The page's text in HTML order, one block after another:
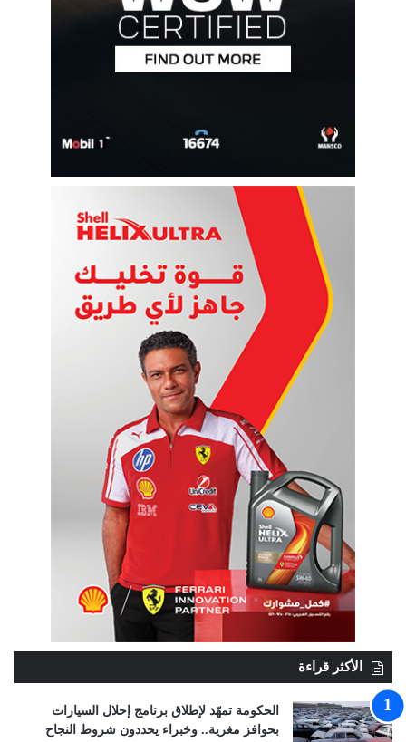
الأكثر قراءة
الحكومة تمهّد لإطلاق برنامج إحلال السيارات
بحوافز مغرية.. وخبراء يحددون شروط النجاح